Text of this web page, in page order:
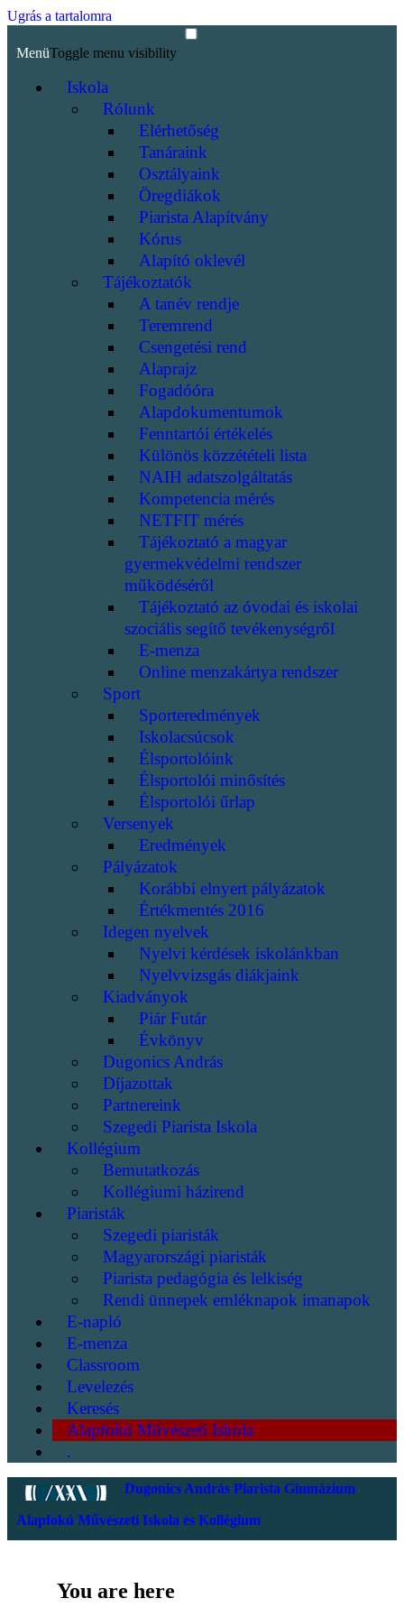
Ugrás a tartalomra
MenüToggle menu visibility
Iskola
Rólunk
Elérhetőség
Tanáraink
Osztályaink
Öregdiákok
Piarista Alapítvány
Kórus
Alapító oklevél
Tájékoztatók
A tanév rendje
Teremrend
Csengetési rend
Alaprajz
Fogadóóra
Alapdokumentumok
Fenntartói értékelés
Különös közzétételi lista
NAIH adatszolgáltatás
Kompetencia mérés
NETFIT mérés
Tájékoztató a magyar
gyermekvédelmi rendszer
működéséről
Tájékoztató az óvodai és iskolai
szociális segítő tevékenységről
E-menza
Online menzakártya rendszer
Sport
Sporteredmények
Iskolacsúcsok
Élsportolóink
Élsportolói minősítés
Élsportolói űrlap
Versenyek
Eredmények
Pályázatok
Korábbi elnyert pályázatok
Értékmentés 2016
Idegen nyelvek
Nyelvi kérdések iskolánkban
Nyelvvizsgás diákjaink
Kiadványok
Piár Futár
Évkönyv
Dugonics András
Díjazottak
Partnereink
Szegedi Piarista Iskola
Kollégium
Bemutatkozás
Kollégiumi házirend
Piaristák
Szegedi piaristák
Magyarországi piaristák
Piarista pedagógia és lelkiség
Rendi ünnepek emléknapok imanapok
E-napló
E-menza
Classroom
Levelezés
Keresés
Alapfokú Művészeti Iskola
.
Dugonics András Piarista Gimnázium
Alapfokú Művészeti Iskola és Kollégium
You are here